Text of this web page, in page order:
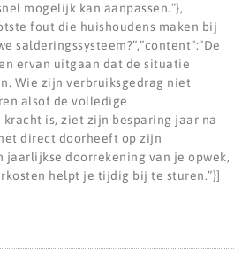
mogelijk kan aanpassen.”},
fout die huishoudens maken bij
salderings­systeem?”,”content”:”De
ervan uitgaan dat de situatie
Wie zijn verbruiksgedrag niet
alsof de volledige
is, ziet zijn besparing jaar na
direct doorheeft op zijn
jaarlijkse doorrekening van je opwek,
helpt je tijdig bij te sturen.”}]